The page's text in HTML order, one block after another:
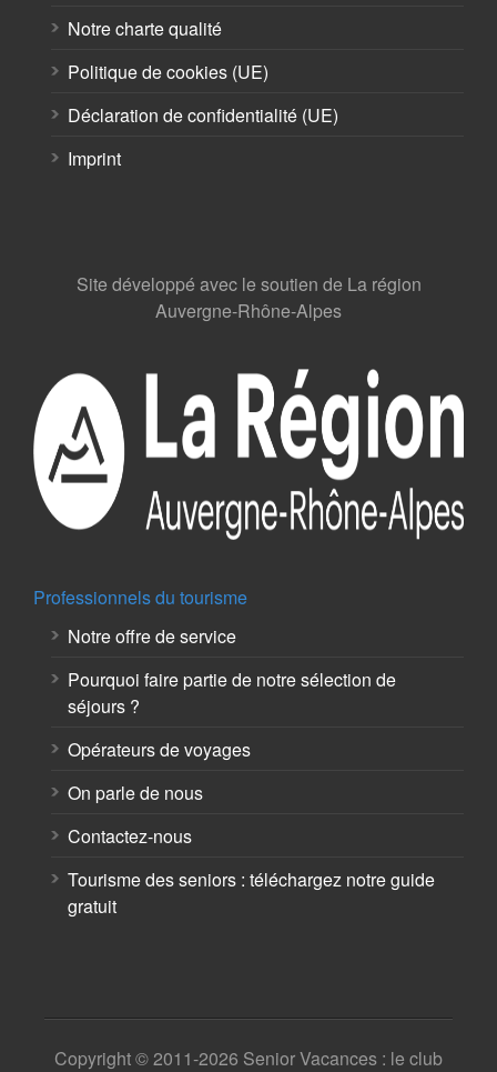
Notre charte qualité
Politique de cookies (UE)
Déclaration de confidentialité (UE)
Imprint
Site développé avec le soutien de La région
Auvergne-Rhône-Alpes
Professionnels du tourisme
Notre offre de service
Pourquoi faire partie de notre sélection de
séjours ?
Opérateurs de voyages
On parle de nous
Contactez-nous
Tourisme des seniors : téléchargez notre guide
gratuit
Copyright © 2011-2026 Senior Vacances : le club